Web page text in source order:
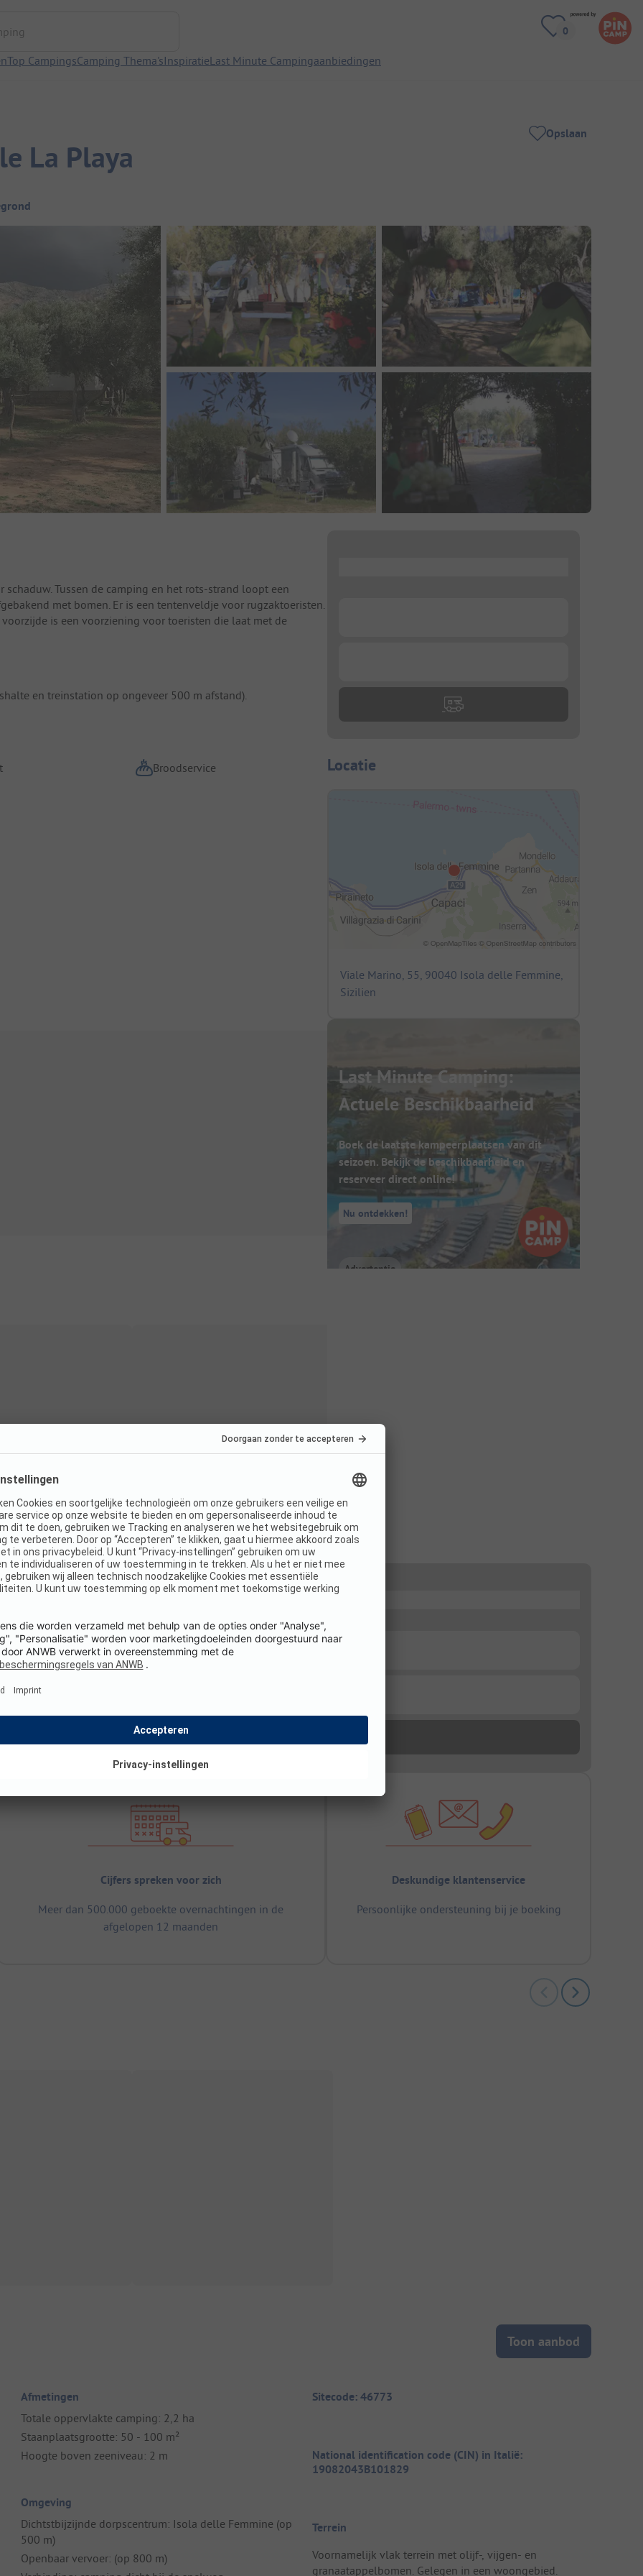
Top CampingsCamping Thema'sInspiratieLast Minute Campingaanbiedingen
La Playa
Opslaan
Tussen de camping en het rots-strand loopt een
met bomen. Er is een tentenveldje voor rugzaktoeristen.
is een voorziening voor toeristen die laat met de
en treinstation op ongeveer 500 m afstand).
Broodservice Locatie
Viale Marino, 55, 90040 Isola delle Femmine,
Sizilien
Last Minute Camping:
Actuele Beschikbaarheid
Boek de laatste kampeerplaatsen van dit
seizoen. Bekijk de beschikbaarheid en
reserveer direct online!
Nu ontdekken!
Cijfers spreken voor zich
Meer dan 500.000 geboekte overnachtingen in de
afgelopen 12 maanden
Deskundige klantenservice
Persoonlijke ondersteuning bij je boeking
Toon aanbod
Afmetingen
Totale oppervlakte camping: 2,2 ha
Staanplaatsgrootte: 50 - 100 m²
Hoogte boven zeeniveau: 2 m
Omgeving
Dichtstbijzijnde dorpscentrum: Isola delle Femmine (op
500 m)
Openbaar vervoer: (op 800 m)
Sitecode: 46773
National identification code (CIN) in Italië:
19082043B101829
Terrein
Voornamelijk vlak terrein met olijf-, vijgen- en
granaatappelbomen. Gelegen in een woongebied.